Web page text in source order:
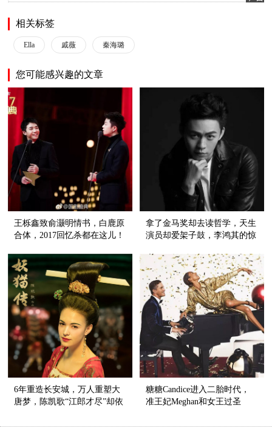
相关标签
Ella 戚薇 秦海璐
您可能感兴趣的文章
王栎鑫致俞灏明情书，白鹿原
合体，2017回忆杀都在这儿！
拿了金马奖却去读哲学，天生
演员却爱架子鼓，李鸿其的惊
6年重造长安城，万人重塑大
唐梦，陈凯歌“江郎才尽”却依
糖糖Candice进入二胎时代，
准王妃Meghan和女王过圣
没？【芭九不离时髦】